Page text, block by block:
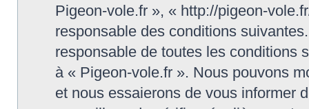
Pigeon-vole.fr », « http://pigeon-
responsable des conditions
responsable de toutes les conditions
à « Pigeon-vole.fr ». Nous pouvons
et nous essaierons de vous informer